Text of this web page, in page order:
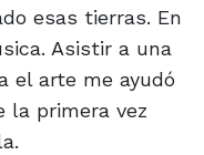
esas tierras. En
Asistir a una
el arte me ayudó
la primera vez